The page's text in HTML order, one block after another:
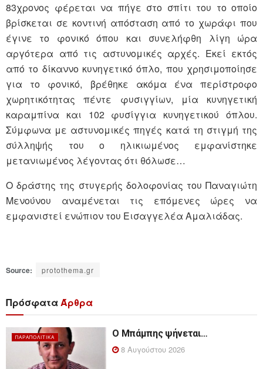
83χρονος φέρεται να πήγε στο σπίτι του το οποίο
βρίσκεται σε κοντινή απόσταση από το χωράφι που
έγινε το φονικό όπου και συνελήφθη λίγη ώρα
αργότερα από τις αστυνομικές αρχές. Εκεί εκτός
από το δίκαννο κυνηγετικό όπλο, που χρησιμοποίησε
για το φονικό, βρέθηκε ακόμα ένα περίστροφο
χωρητικότητας πέντε φυσιγγίων, μία κυνηγετική
καραμπίνα και 102 φυσίγγια κυνηγετικού όπλου.
Σύμφωνα με αστυνομικές πηγές κατά τη στιγμή της
σύλληψής του ο ηλικιωμένος εμφανίστηκε
μετανιωμένος λέγοντας ότι θόλωσε…
Ο δράστης της στυγερής δολοφονίας του Παναγιώτη
Μενούνου αναμένεται τις επόμενες ώρες να
εμφανιστεί ενώπιον του Εισαγγελέα Αμαλιάδας.
Source: protothema.gr
ΠρόσφαταΆρθρα
ΠΑΡΑΠΟΛΙΤΙΚΆ
Ο Μπάμπης ψήνεται…
8 Αυγούστου 2026